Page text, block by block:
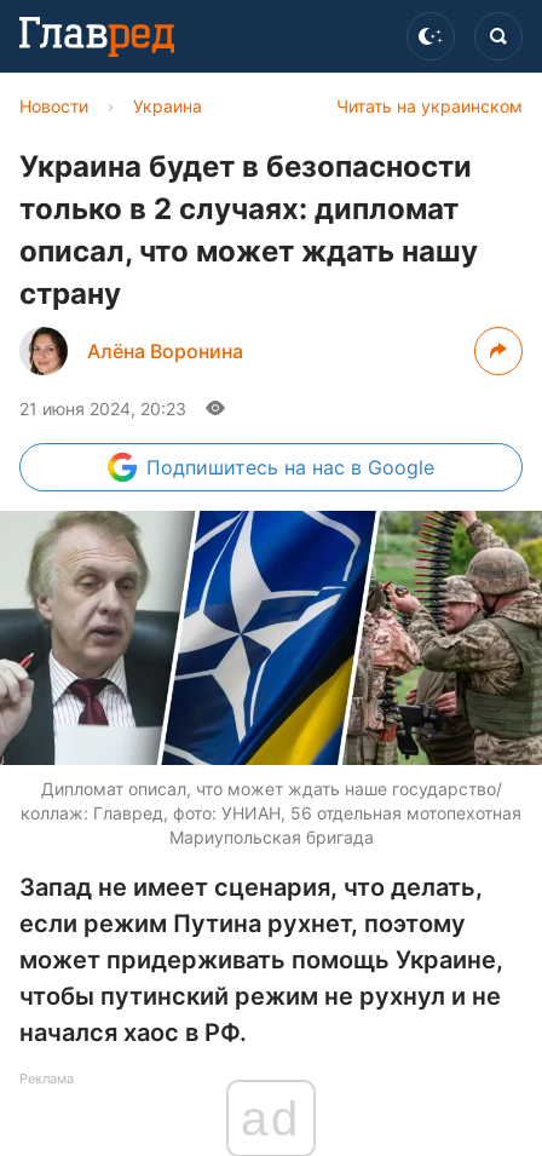
Читать на украинском
Новости › Украина
Украина будет в безопасности
только в 2 случаях: дипломат
описал, что может ждать нашу
страну
Алёна Воронина
21 июня 2024, 20:23
Подпишитесь на нас в Google
Дипломат описал, что может ждать наше государство/
коллаж: Главред, фото: УНИАН, 56 отдельная мотопехотная
Мариупольская бригада
Запад не имеет сценария, что делать,
если режим Путина рухнет, поэтому
может придерживать помощь Украине,
чтобы путинский режим не рухнул и не
начался хаос в РФ.
Реклама
ad